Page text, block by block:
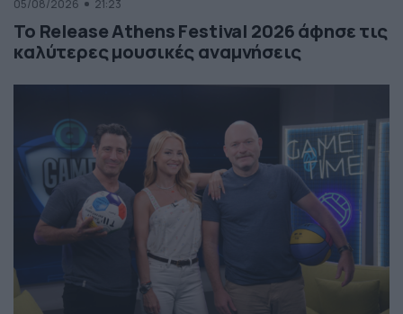
05/08/2026 21:23
Το Release Athens Festival 2026 άφησε τις
καλύτερες μουσικές αναμνήσεις